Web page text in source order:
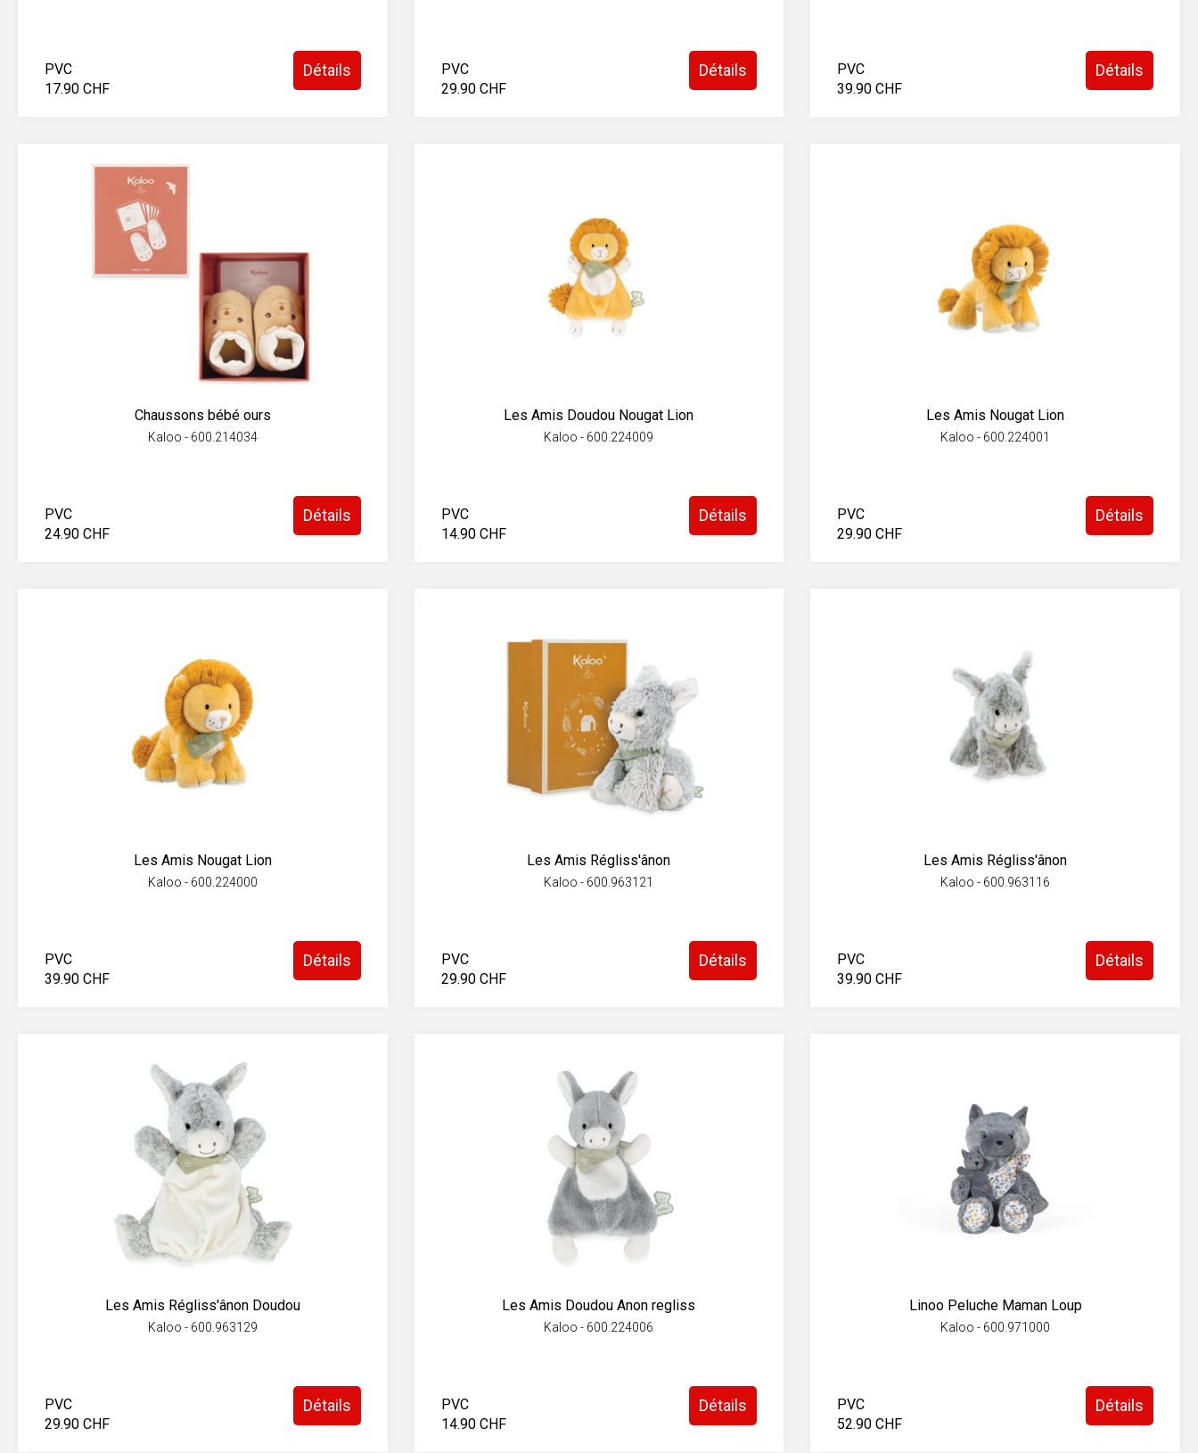
PVC
17.90 CHF
Détails
PVC
29.90 CHF
Détails
PVC
39.90 CHF
Détails
Chaussons bébé ours
Kaloo - 600.214034
PVC
24.90 CHF
Détails
Les Amis Doudou Nougat Lion
Kaloo - 600.224009
PVC
14.90 CHF
Détails
Les Amis Nougat Lion
Kaloo - 600.224001
PVC
29.90 CHF
Détails
Les Amis Nougat Lion
Kaloo - 600.224000
PVC
39.90 CHF
Détails
Les Amis Régliss'ânon
Kaloo - 600.963121
PVC
29.90 CHF
Détails
Les Amis Régliss'ânon
Kaloo - 600.963116
PVC
39.90 CHF
Détails
Les Amis Régliss'ânon Doudou
Kaloo - 600.963129
PVC
29.90 CHF
Détails
Les Amis Doudou Anon regliss
Kaloo - 600.224006
PVC
14.90 CHF
Détails
Linoo Peluche Maman Loup
Kaloo - 600.971000
PVC
52.90 CHF
Détails